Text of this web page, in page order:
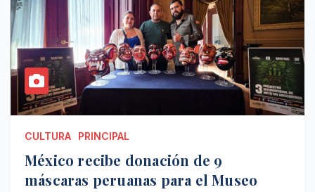
CULTURA PRINCIPAL
México recibe donación de 9
máscaras peruanas para el Museo